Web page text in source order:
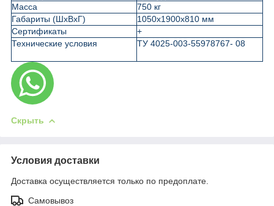
Масса
750 кг
Габариты (ШхВхГ)
1050х1900х810 мм
Сертификаты
+
Технические условия
ТУ 4025-003-55978767- 08
Скрыть
Условия доставки
Доставка осуществляется только по предоплате.
Самовывоз